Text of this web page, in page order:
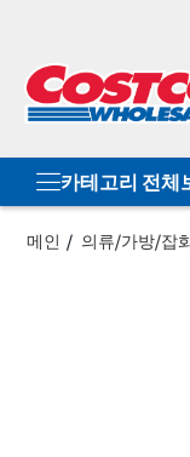
카테고리 전체
메인 의류/가방/잡